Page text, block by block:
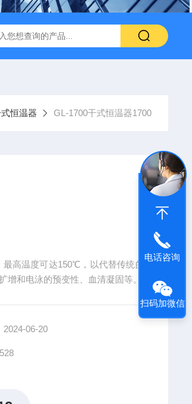
EA红外灭菌器 SN210C高压立式蒸汽灭
恒温器 GL-1700干式恒温器1700
高温度可达150℃，以代替传统的
和电泳的预变性、血清凝固等。
2024-06-20
电话咨询
扫码加微信